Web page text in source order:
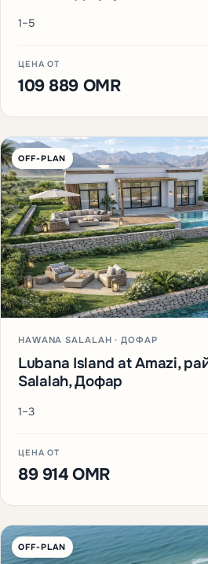
1–5
ЦЕНА ОТ
109 889 OMR
OFF-PLAN
HAWANA SALALAH · ДОФАР
Lubana Island at Amazi,
Salalah, Дофар
1–3
ЦЕНА ОТ
89 914 OMR
OFF-PLAN